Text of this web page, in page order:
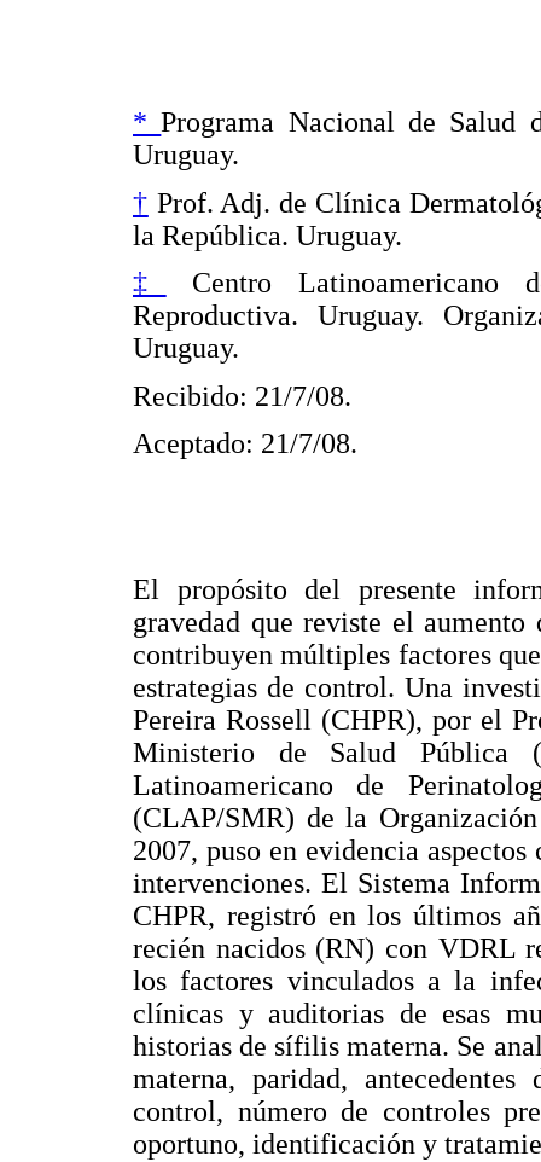
*Programa Nacional de
Uruguay.
† Prof. Adj. de Clínica
la República. Uruguay.
‡
Centro Latinoamericano
Reproductiva. Uruguay.
Uruguay.
Recibido: 21/7/08.
Aceptado: 21/7/08.
El propósito del presente
gravedad que reviste el
contribuyen múltiples factores
estrategias de control. Una
Pereira Rossell (CHPR), por el
Ministerio de Salud Pública
Latinoamericano de
(CLAP/SMR) de la
2007, puso en evidencia
intervenciones. El Sistema
CHPR, registró en los últimos
recién nacidos (RN) con VDRL
los factores vinculados a la
clínicas y auditorias de esas
historias de sífilis materna. Se
materna, paridad,
control, número de controles
oportuno, identificación y